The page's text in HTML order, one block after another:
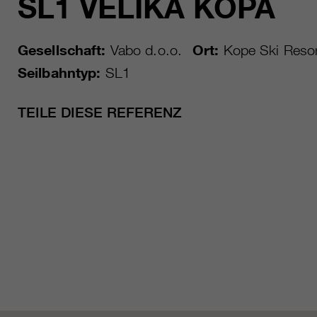
SL1 VELIKA KOPA
Gesellschaft: Vabo d.o.o. Ort: Kope Ski
Seilbahntyp: SL1
TEILE DIESE REFERENZ